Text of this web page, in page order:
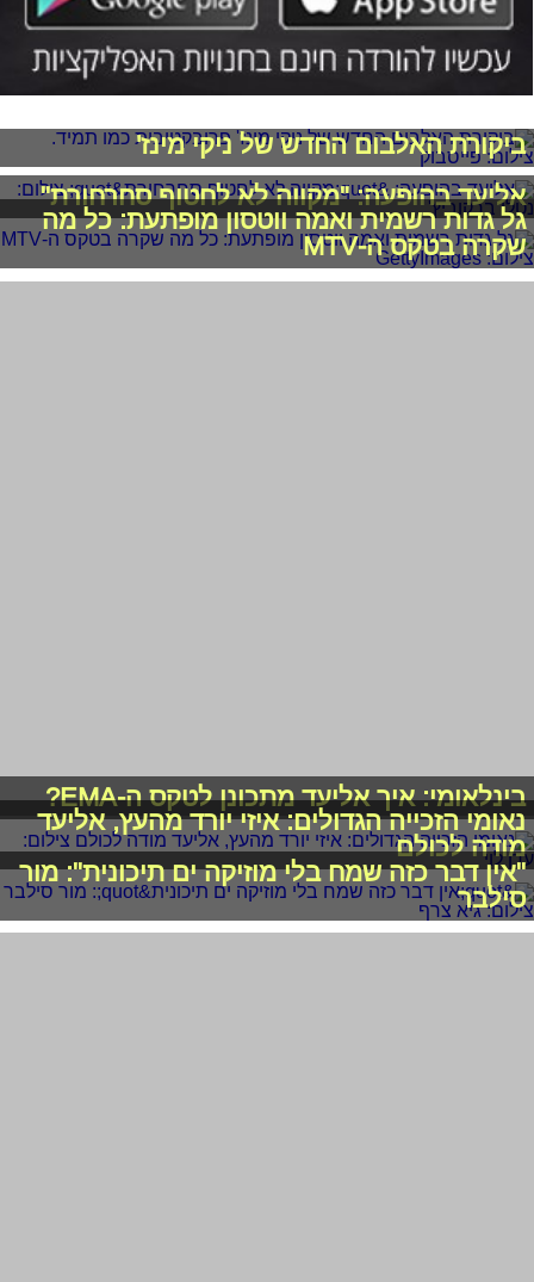
ביקורת האלבום החדש של ניקי מינז'
אליעד בהופעה: "מקווה לא לחטוף סחרחורת"
גל גדות רשמית ואמה ווטסון מופתעת: כל מה
שקרה בטקס ה-MTV
בינלאומי: איך אליעד מתכונן לטקס ה-EMA?
נאומי הזכייה הגדולים: איזי יורד מהעץ, אליעד
מודה לכולם
"אין דבר כזה שמח בלי מוזיקה ים תיכונית": מור
סילבר